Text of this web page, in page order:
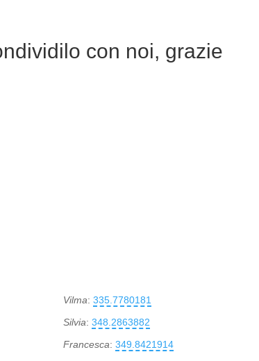
con noi, grazie
Vilma: 335.7780181
Silvia: 348.2863882
Francesca: 349.8421914